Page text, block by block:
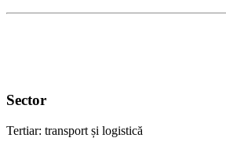
Sector
Tertiar: transport și logistică